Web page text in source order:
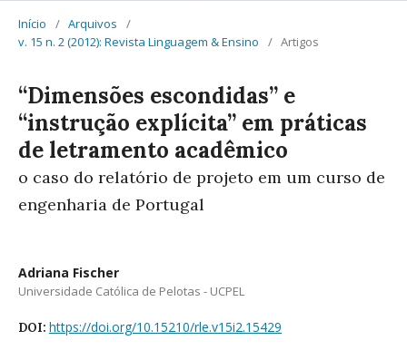
Início / Arquivos
/
v. 15 n. 2 (2012): Revista Linguagem & Ensino
/ Artigos
“Dimensões escondidas” e
“instrução explícita” em práticas
de letramento acadêmico
o caso do relatório de projeto em um curso de
engenharia de Portugal
Adriana Fischer
Universidade Católica de Pelotas - UCPEL
DOI: https://doi.org/10.15210/rle.v15i2.15429